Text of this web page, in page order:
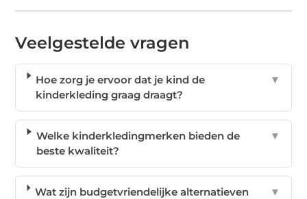
Veelgestelde vragen
Hoe zorg je ervoor dat je kind de
kinderkleding graag draagt?
▼
Welke kinderkledingmerken bieden de
beste kwaliteit?
▼
Wat zijn budgetvriendelijke alternatieven
▼